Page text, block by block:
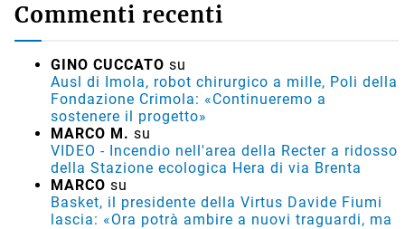
Commenti recenti
GINO CUCCATO su
Ausl di Imola, robot chirurgico a mille, Poli della
Fondazione Crimola: «Continueremo a
sostenere il progetto»
MARCO M. su
VIDEO - Incendio nell'area della Recter a ridosso
della Stazione ecologica Hera di via Brenta
MARCO su
Basket, il presidente della Virtus Davide Fiumi
lascia: «Ora potrà ambire a nuovi traguardi, ma